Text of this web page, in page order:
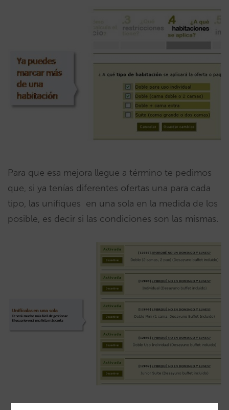
Para que esa mejora llegue a término te pedimos
que, si ya tenías diferentes ofertas una para cada
tipo, las unifiques en una sola en la medida de los
posible, es decir si las condiciones son las mismas.